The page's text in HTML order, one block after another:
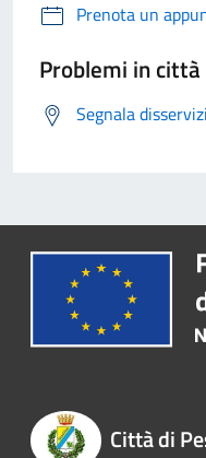
Prenota un
Problemi in città
Segnala
Città di